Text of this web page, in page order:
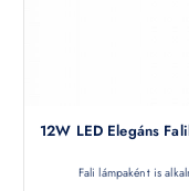
12W LED Elegáns
Fali lámpaként is